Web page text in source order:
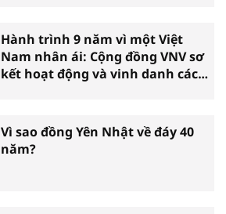
Hành trình 9 năm vì một Việt
Nam nhân ái: Cộng đồng VNV sơ
kết hoạt động và vinh danh các
Vì sao đồng Yên Nhật về đáy 40
năm?